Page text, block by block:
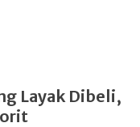
Layak Dibeli,